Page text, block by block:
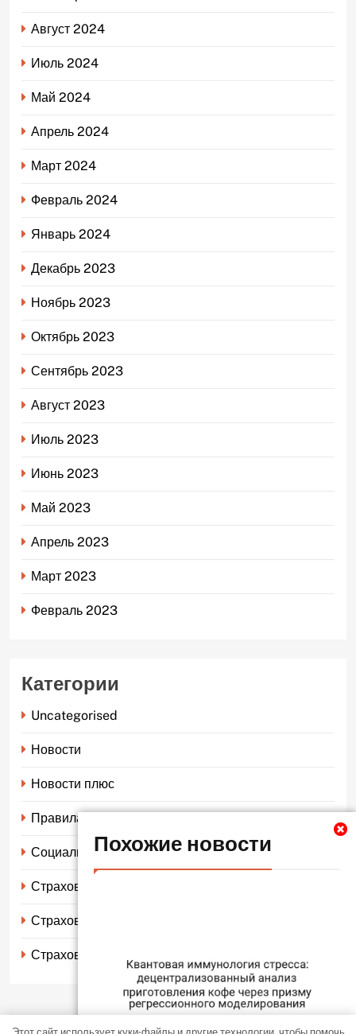
Похожие новости
Август 2024
Июль 2024
Май 2024
Апрель 2024
Март 2024
Февраль 2024
Январь 2024
Декабрь 2023
Ноябрь 2023
Октябрь 2023
Сентябрь 2023
Август 2023
Июль 2023
Июнь 2023
Май 2023
Апрель 2023
Март 2023
Февраль 2023
Категории
Uncategorised
Новости
Новости плюс
Правила страхования
Социальное страхование
Страхование автомобиля
Страхование жизни
Страхование имущества